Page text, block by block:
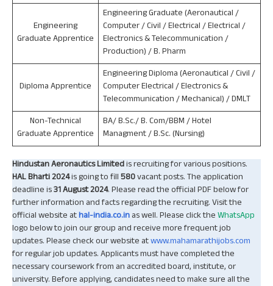
Engineering
Graduate Apprentice
Engineering Graduate (Aeronautical /
Computer / Civil / Electrical / Electrical /
Electronics & Telecommunication /
Production) / B. Pharm
Diploma Apprentice
Engineering Diploma (Aeronautical / Civil /
Computer Electrical / Electronics &
Telecommunication / Mechanical) / DMLT
Non-Technical
Graduate Apprentice
BA/ B.Sc./ B. Com/BBM / Hotel
Managment / B.Sc. (Nursing)
Hindustan Aeronautics Limitedis recruiting for various positions.
HAL Bharti 2024is going to fill580vacant posts. The application
deadline is31 August 2024. Please read the official PDF below for
further information and facts regarding the recruiting. Visit the
official website athal-india.co.inas well. Please click theWhatsApp
logo below to join our group and receive more frequent job
updates. Please check our website atwww.mahamarathijobs.com
for regular job updates. Applicants must have completed the
necessary coursework from an accredited board, institute, or
university. Before applying, candidates need to make sure all the